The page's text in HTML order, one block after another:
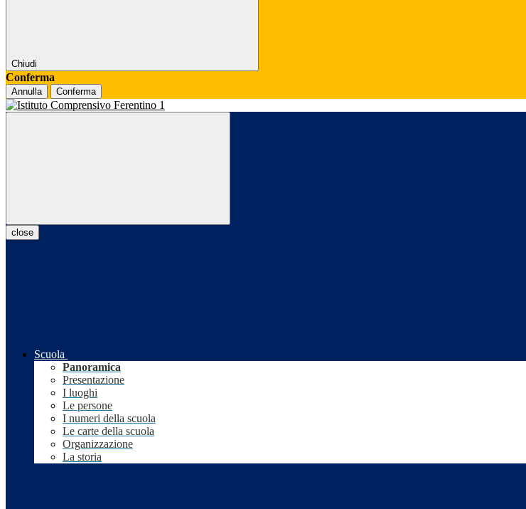
Chiudi
Conferma
Annulla Conferma
close
Scuola
Panoramica
Presentazione
I luoghi
Le persone
I numeri della scuola
Le carte della scuola
Organizzazione
La storia